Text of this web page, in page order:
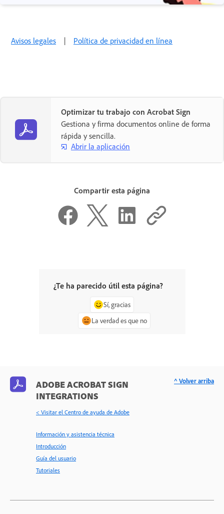
Avisos legales | Política de privacidad en línea
Optimizar tu trabajo con Acrobat Sign
Gestiona y firma documentos online de forma
rápida y sencilla.
Abrir la aplicación
Compartir esta página
¿Te ha parecido útil esta página?
Sí, gracias
La verdad es que no
ADOBE ACROBAT SIGN
INTEGRATIONS
< Visitar el Centro de ayuda de Adobe
Información y asistencia técnica
Introducción
Guía del usuario
Tutoriales
^ Volver arriba